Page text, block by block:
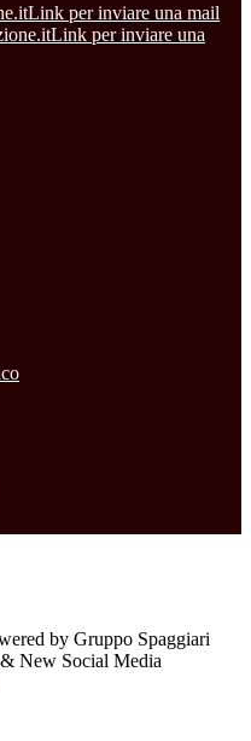
Link per inviare una mail
Link per inviare una
by Gruppo Spaggiari
New Social Media